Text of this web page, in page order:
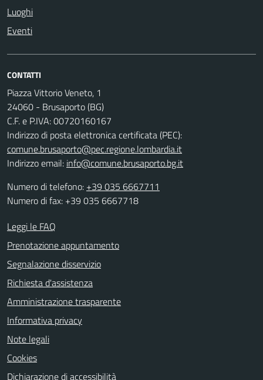
Luoghi
Eventi
CONTATTI
Piazza Vittorio Veneto, 1
24060 - Brusaporto (BG)
C.F. e P.IVA: 00720160167
Indirizzo di posta elettronica certificata (PEC):
comune.brusaporto@pec.regione.lombardia.it
Indirizzo email: info@comune.brusaporto.bg.it
Numero di telefono: +39 035 6667711
Numero di fax: +39 035 6667718
Leggi le FAQ
Prenotazione appuntamento
Segnalazione disservizio
Richiesta d'assistenza
Amministrazione trasparente
Informativa privacy
Note legali
Cookies
Dichiarazione di accessibilità